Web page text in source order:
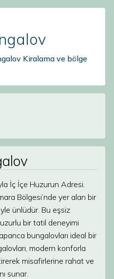
Kiralama ve bölge
İç İçe Huzurun Adresi.
Bölgesi’nde yer alan bir
ünlüdür. Bu eşsiz
bir tatil deneyimi
bungalovları ideal bir
modern konforla
misafirlerine rahat ve
sunar.